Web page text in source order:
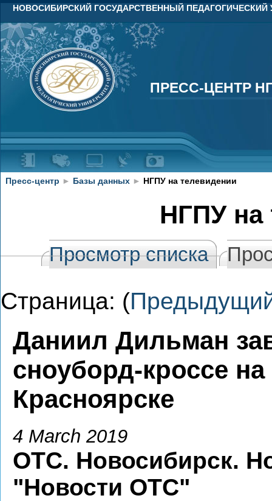
НОВОСИБИРСКИЙ ГОСУДАРСТВЕННЫЙ ПЕДАГОГИЧЕСКИЙ
ПРЕСС-ЦЕНТР
ПРЕСС-ЦЕНТР
Пресс-центр ► Базы данных ► НГПУ на телевидении
НГПУ на
Просмотр списка
Страница: (
Даниил Дильман
сноуборд-кроссе
Красноярске
4 March 2019
ОТС. Новосибирск.
"Новости ОТС"